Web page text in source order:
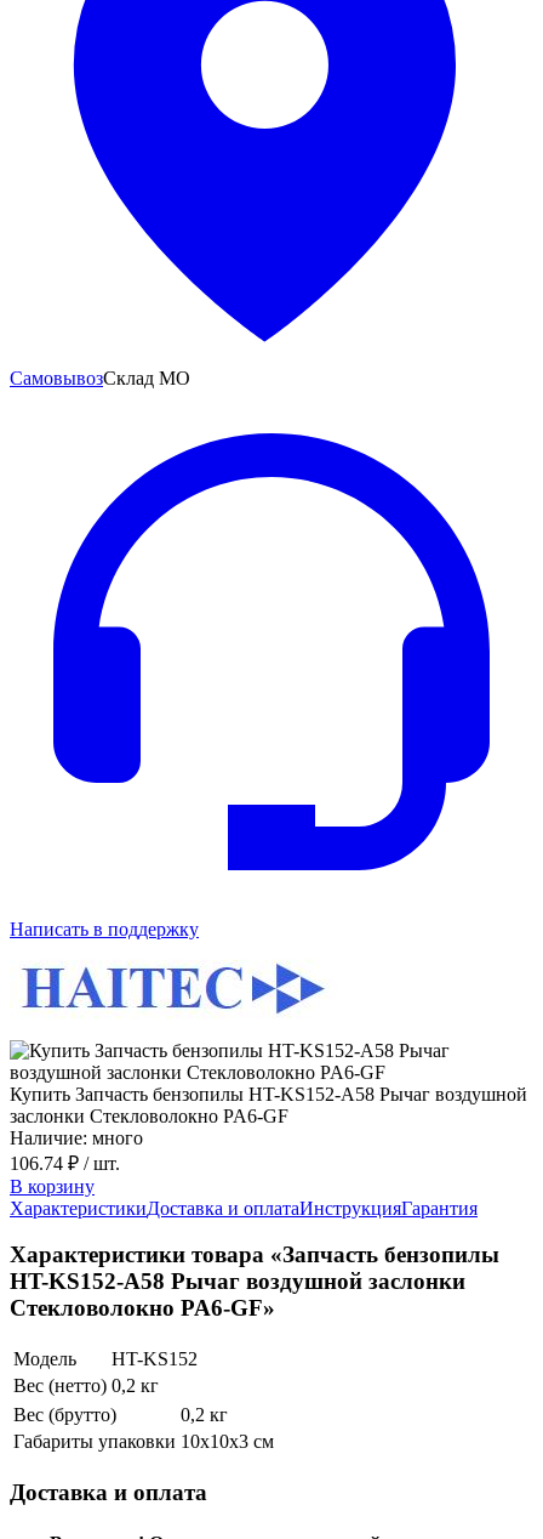
СамовывозСклад МО
Написать в поддержку
Купить Запчасть бензопилы HT-KS152-A58 Рычаг воздушной
заслонки Стекловолокно PA6-GF
Наличие: много
106.74 ₽ / шт.
В корзину
ХарактеристикиДоставка и оплатаИнструкцияГарантия
Характеристики товара «Запчасть бензопилы
HT-KS152-A58 Рычаг воздушной заслонки
Стекловолокно PA6-GF»
Модель
HT-KS152
Вес (нетто) 0,2 кг
Вес (брутто)
0,2 кг
Габариты упаковки 10х10х3 см
Доставка и оплата